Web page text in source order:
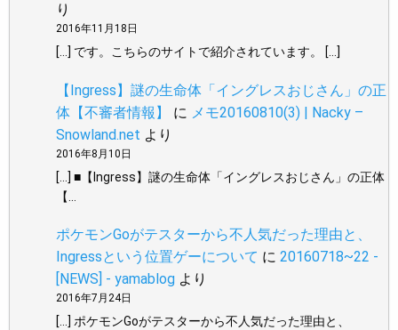
り
2016年11月18日
[…] です。こちらのサイトで紹介されています。 […]
【Ingress】謎の生命体「イングレスおじさん」の正
体【不審者情報】
に メモ20160810(3) | Nacky –
Snowland.net より
2016年8月10日
[…] ■【Ingress】謎の生命体「イングレスおじさん」の正体
【…
ポケモンGoがテスターから不人気だった理由と、
Ingressという位置ゲーについて に 20160718~22 -
[NEWS] - yamablog より
2016年7月24日
[…] ポケモンGoがテスターから不人気だった理由と、